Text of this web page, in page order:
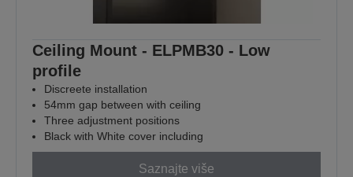
Ceiling Mount - ELPMB30 - Low
profile
Discreete installation
54mm gap between with ceiling
Three adjustment positions
Black with White cover including
Saznajte više